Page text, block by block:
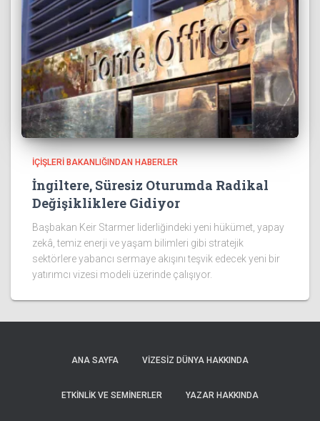
İÇIŞLERI BAKANLIĞINDAN HABERLER
İngiltere, Süresiz Oturumda Radikal
Değişikliklere Gidiyor
Başbakan Keir Starmer liderliğindeki yeni hükümet, yapay
zekâ, temiz enerji ve yaşam bilimleri gibi stratejik
sektörlere yabancı sermaye akışını teşvik edecek yeni bir
yatırımcı vizesi modeli üzerinde çalışıyor.
ANA SAYFA VIZESIZ DÜNYA HAKKINDA
ETKINLIK VE SEMINERLER YAZAR HAKKINDA